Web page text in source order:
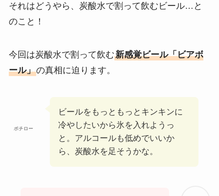
それはどうやら、炭酸水で割って飲むビール…と
のこと！
今回は炭酸水で割って飲む新感覚ビール「ビアボ
ール」の真相に迫ります。
ポチロー
ビールをもっともっとキンキンに
冷やしたいから氷を入れようっ
と。アルコールも低めでいいか
ら、炭酸水を足そうかな。